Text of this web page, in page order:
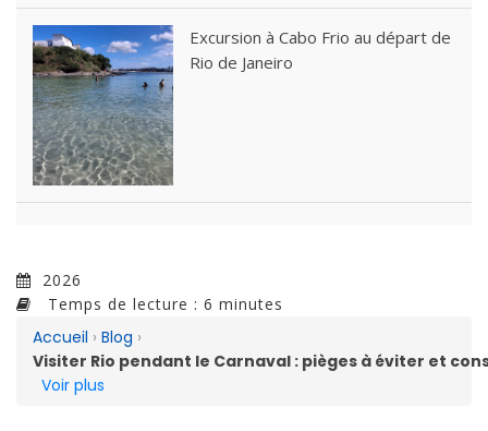
Excursion à Cabo Frio au départ de
Rio de Janeiro
2026
Temps de lecture : 6 minutes
Accueil › Blog ›
Visiter Rio pendant le Carnaval : pièges à éviter et
Voir plus